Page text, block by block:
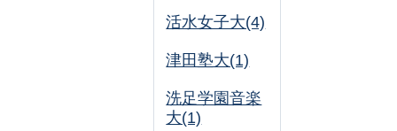
活水女子大(4)
津田塾大(1)
洗足学園音楽
大(1)